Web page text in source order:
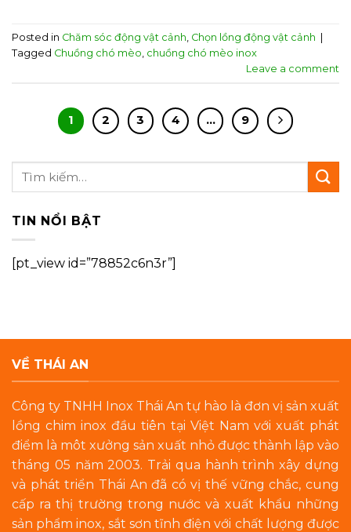
Posted in Chăm sóc động vật cảnh Chọn lồng động vật cảnh |
Tagged Chuồng chó mèo chuồng chó mèo inox
Leave a comment
1 2 3 4 … 9
TIN NỔI BẬT
[pt_view id=”78852c6n3r”]
VỀ THÁI AN
Công ty TNHH Inox Thái An tự hào là đơn vị sản xuất
lồng chim inox đầu tiên tại Việt Nam với xuất phát
điểm là môt xưởng sản xuất nhỏ được thành lập vào
tháng 05 năm 2003. Trải qua hành trình xây dựng
và phát triển Thái An đã có vị thế vững chắc, cung
cấp ra thị trường trong nước và xuất khẩu những
sản phẩm inox, sắt sơn tĩnh điện với chất lượng được